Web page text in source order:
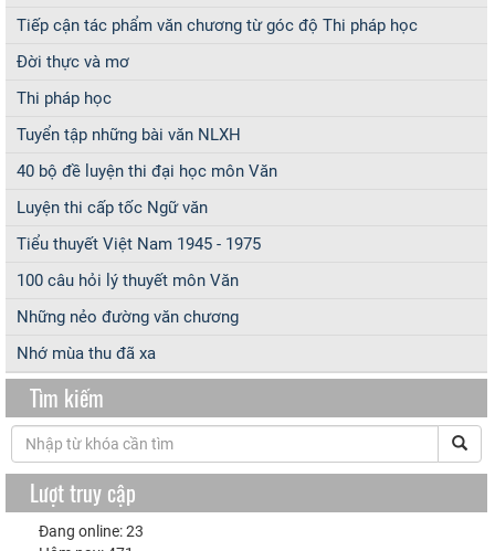
Tiếp cận tác phẩm văn chương từ góc độ Thi pháp học
Đời thực và mơ
Thi pháp học
Tuyển tập những bài văn NLXH
40 bộ đề luyện thi đại học môn Văn
Luyện thi cấp tốc Ngữ văn
Tiểu thuyết Việt Nam 1945 - 1975
100 câu hỏi lý thuyết môn Văn
Những nẻo đường văn chương
Nhớ mùa thu đã xa
Tìm kiếm
Lượt truy cập
Đang online: 23